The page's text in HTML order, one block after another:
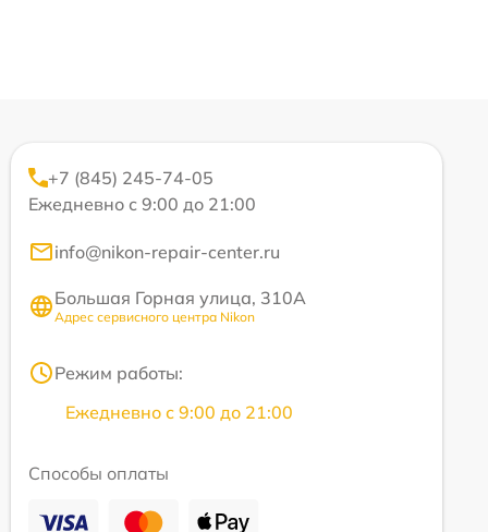
+7 (845) 245-74-05
Ежедневно с 9:00 до 21:00
info@nikon-repair-center.ru
Большая Горная улица, 310А
Адрес сервисного центра Nikon
Режим работы:
Ежедневно с 9:00 до 21:00
Способы оплаты